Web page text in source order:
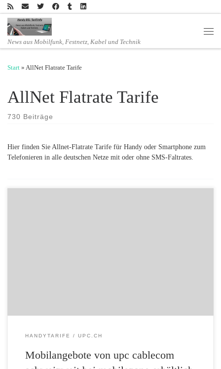
Zum Inhalt springen
News aus Mobilfunk, Festnetz, Kabel und Technik
Start » AllNet Flatrate Tarife
AllNet Flatrate Tarife
730 Beiträge
Hier finden Sie Allnet-Flatrate Tarife für Handy oder Smartphone zum
Telefonieren in alle deutschen Netze mit oder ohne SMS-Faltrates.
HANDYTARIFE UPC.CH
Mobilangebote von upc cablecom